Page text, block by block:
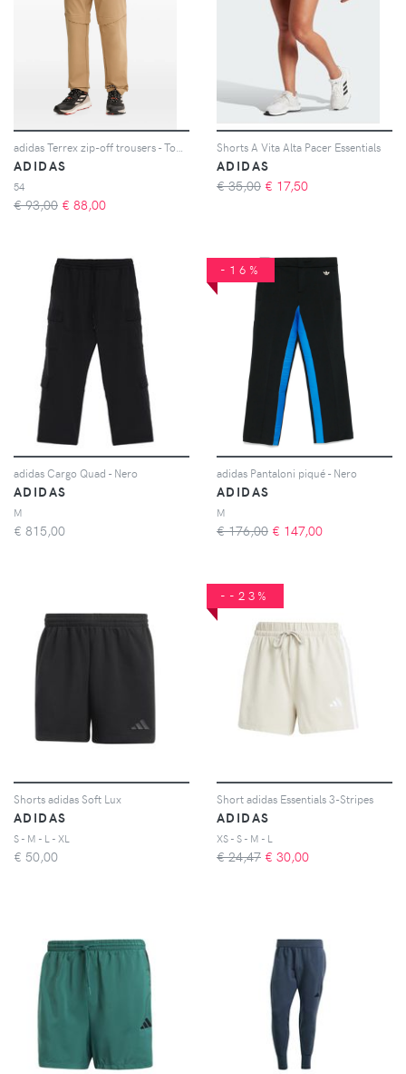
ADIDAS
54
€ 93,00 € 88,00
Shorts A Vita Alta Pacer Essentials
ADIDAS
€ 35,00 € 17,50
adidas Cargo Quad - Nero
ADIDAS
M
€ 815,00
-16%
adidas Pantaloni piqué - Nero
ADIDAS
M
€ 176,00 € 147,00
Shorts adidas Soft Lux
ADIDAS
S - M - L - XL
€ 50,00
--23%
Short adidas Essentials 3-Stripes
ADIDAS
XS - S - M - L
€ 24,47 € 30,00